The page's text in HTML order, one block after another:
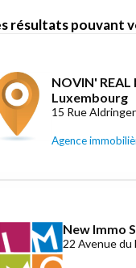
résultats pouvant
NOVIN'
Luxembourg
15 Rue
Agence
New Immo
22 Avenue du